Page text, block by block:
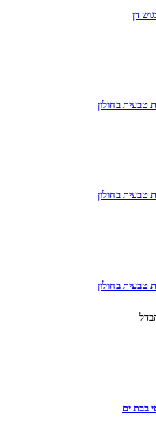
דן
טבעית בחולון
טבעית בחולון
טבעית בחולון
בבת ים